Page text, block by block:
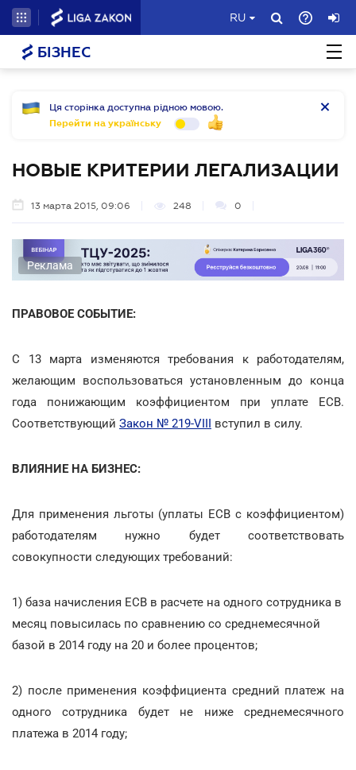
RU
БІЗНЕС
Ця сторінка доступна рідною мовою.
Перейти на українську
НОВЫЕ КРИТЕРИИ ЛЕГАЛИЗАЦИИ
13 марта 2015, 09:06 248 0
Реклама
ПРАВОВОЕ СОБЫТИЕ:
С 13 марта изменяются требования к работодателям,
желающим воспользоваться установленным до конца
года понижающим коэффициентом при уплате ЕСВ.
Соответствующий Закон № 219-VIII вступил в силу.
ВЛИЯНИЕ НА БИЗНЕС:
Для применения льготы (уплаты ЕСВ с коэффициентом)
работодателям нужно будет соответствовать
совокупности следующих требований:
1) база начисления ЕСВ в расчете на одного сотрудника в
месяц повысилась по сравнению со среднемесячной
базой в 2014 году на 20 и более процентов;
2) после применения коэффициента средний платеж на
одного сотрудника будет не ниже среднемесячного
платежа в 2014 году;